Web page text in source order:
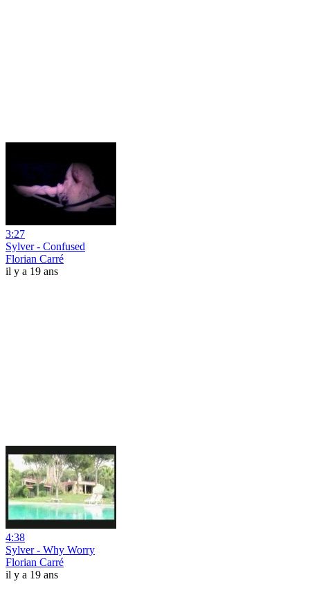
3:27
Sylver - Confused
Florian Carré
il y a 19 ans
4:38
Sylver - Why Worry
Florian Carré
il y a 19 ans